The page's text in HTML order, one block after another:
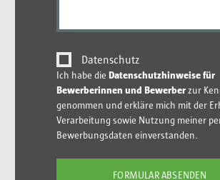
Datenschutz
Ich habe die Datenschutzhinweise für
Bewerberinnen und Bewerber zur
genommen und erkläre mich mit der
Verarbeitung sowie Nutzung meiner
Bewerbungsdaten einverstanden.